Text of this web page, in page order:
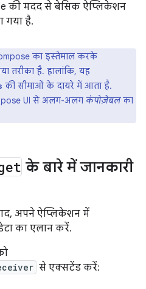
की मदद से बेसिक ऐप्लिकेशन
गया है.
का इस्तेमाल करके
तरीका है. हालांकि, यह
की सीमाओं के दायरे में आता है.
UI से अलग-अलग कंपोज़ेबलका
के बारे में जानकारी
अपने ऐप्लिकेशन में
का एलान करें.
से एक्सटेंड करें: